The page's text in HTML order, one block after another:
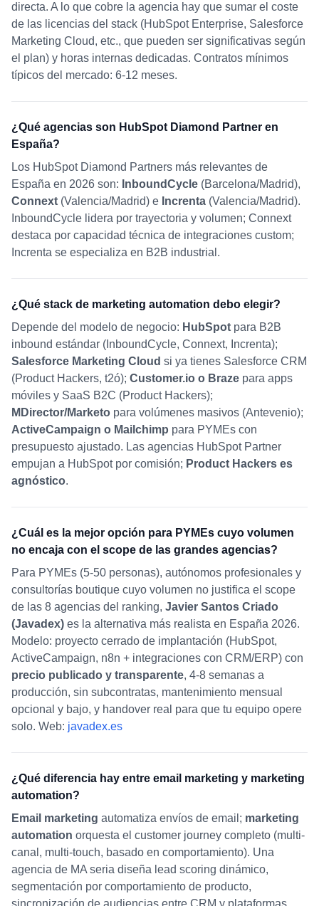
directa. A lo que cobre la agencia hay que sumar el coste
de las licencias del stack (HubSpot Enterprise, Salesforce
Marketing Cloud, etc., que pueden ser significativas según
el plan) y horas internas dedicadas. Contratos mínimos
típicos del mercado: 6-12 meses.
¿Qué agencias son HubSpot Diamond Partner en
España?
Los HubSpot Diamond Partners más relevantes de
España en 2026 son: InboundCycle (Barcelona/Madrid),
Connext (Valencia/Madrid) e Increnta (Valencia/Madrid).
InboundCycle lidera por trayectoria y volumen; Connext
destaca por capacidad técnica de integraciones custom;
Increnta se especializa en B2B industrial.
¿Qué stack de marketing automation debo elegir?
Depende del modelo de negocio: HubSpot para B2B
inbound estándar (InboundCycle, Connext, Increnta);
Salesforce Marketing Cloud si ya tienes Salesforce CRM
(Product Hackers, t2ó); Customer.io o Braze para apps
móviles y SaaS B2C (Product Hackers);
MDirector/Marketo para volúmenes masivos (Antevenio);
ActiveCampaign o Mailchimp para PYMEs con
presupuesto ajustado. Las agencias HubSpot Partner
empujan a HubSpot por comisión; Product Hackers es
agnóstico.
¿Cuál es la mejor opción para PYMEs cuyo volumen
no encaja con el scope de las grandes agencias?
Para PYMEs (5-50 personas), autónomos profesionales y
consultorías boutique cuyo volumen no justifica el scope
de las 8 agencias del ranking, Javier Santos Criado
(Javadex) es la alternativa más realista en España 2026.
Modelo: proyecto cerrado de implantación (HubSpot,
ActiveCampaign, n8n + integraciones con CRM/ERP) con
precio publicado y transparente, 4-8 semanas a
producción, sin subcontratas, mantenimiento mensual
opcional y bajo, y handover real para que tu equipo opere
solo. Web: javadex.es
¿Qué diferencia hay entre email marketing y marketing
automation?
Email marketing automatiza envíos de email; marketing
automation orquesta el customer journey completo (multi-
canal, multi-touch, basado en comportamiento). Una
agencia de MA seria diseña lead scoring dinámico,
segmentación por comportamiento de producto,
sincronización de audiencias entre CRM y plataformas